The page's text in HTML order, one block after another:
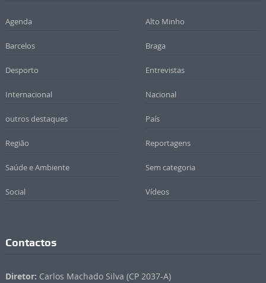
Agenda Alto Minho
Barcelos Braga
Desporto Entrevistas
Internacional Nacional
outros destaques País
Região Reportagens
Saúde e Ambiente Sem categoria
Social Vídeos
Contactos
Diretor: Carlos Machado Silva (CP 2037-A)